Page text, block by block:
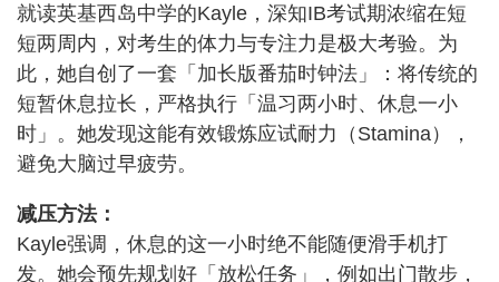
就读英基西岛中学的Kayle，深知IB考试期浓缩在短
短两周内，对考生的体力与专注力是极大考验。为
此，她自创了一套「加长版番茄时钟法」：将传统的
短暂休息拉长，严格执行「温习两小时、休息一小
时」。她发现这能有效锻炼应试耐力（Stamina），
避免大脑过早疲劳。
减压方法：
Kayle强调，休息的这一小时绝不能随便滑手机打
发。她会预先规划好「放松任务」，例如出门散步，